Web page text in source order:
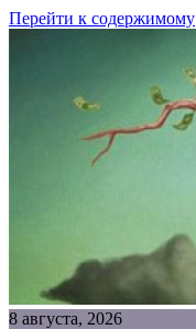
Перейти к содержимому
8 августа, 2026